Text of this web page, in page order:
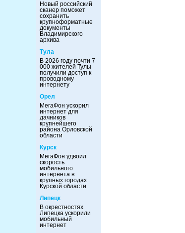
Новый российский
сканер поможет
сохранить
крупноформатные
документы
Владимирского
архива
Тула
В 2026 году почти 7
000 жителей Тулы
получили доступ к
проводному
интернету
Орел
МегаФон ускорил
интернет для
дачников
крупнейшего
района Орловской
области
Курск
МегаФон удвоил
скорость
мобильного
интернета в
крупных городах
Курской области
Липецк
В окрестностях
Липецка ускорили
мобильный
интернет